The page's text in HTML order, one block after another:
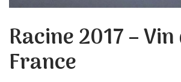
Racine 2017 – Vin
France